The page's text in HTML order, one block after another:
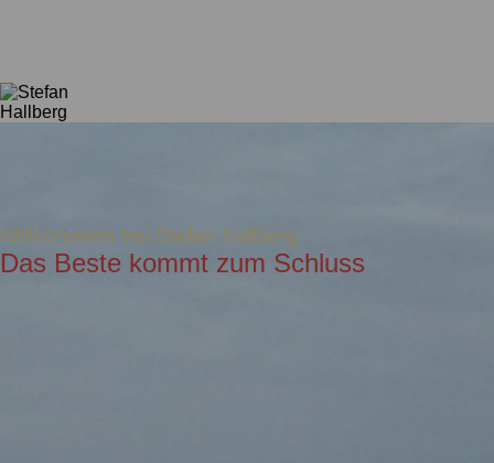
Willkommen bei Stefan hallberg
Das Beste kommt zum Schluss